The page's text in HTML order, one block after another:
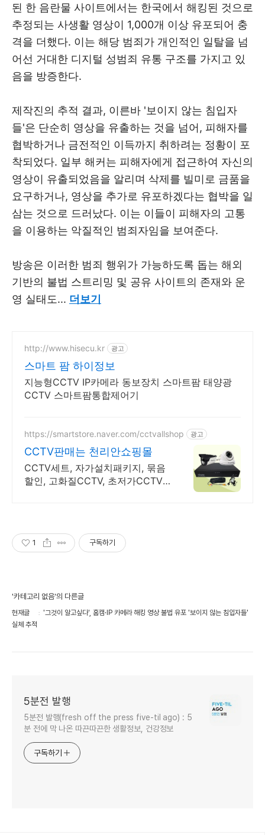
된 한 음란물 사이트에서는 한국에서 해킹된 것으로
추정되는 사생활 영상이 1,000개 이상 유포되어 충
격을 더했다. 이는 해당 범죄가 개인적인 일탈을 넘
어선 거대한 디지털 성범죄 유통 구조를 가지고 있
음을 방증한다.
제작진의 추적 결과, 이른바 '보이지 않는 침입자
들'은 단순히 영상을 유출하는 것을 넘어, 피해자를
협박하거나 금전적인 이득까지 취하려는 정황이 포
착되었다. 일부 해커는 피해자에게 접근하여 자신의
영상이 유출되었음을 알리며 삭제를 빌미로 금품을
요구하거나, 영상을 추가로 유포하겠다는 협박을 일
삼는 것으로 드러났다. 이는 이들이 피해자의 고통
을 이용하는 악질적인 범죄자임을 보여준다.
방송은 이러한 범죄 행위가 가능하도록 돕는 해외
기반의 불법 스트리밍 및 공유 사이트의 존재와 운
영 실태도... 더보기
http://www.hisecu.kr 광고
스마트 팜 하이정보
지능형CCTV IP카메라 동보장치 스마트팜 태양광
CCTV 스마트팜통합제어기
https://smartstore.naver.com/cctvallshop 광고
CCTV판매는 천리안쇼핑몰
CCTV세트, 자가설치패키지, 묶음
할인, 고화질CCTV, 초저가CCTV,
1 구독하기
'카테고리 없음'의 다른글
현재글
'그것이 알고싶다', 홈캠·IP 카메라 해킹 영상 불법 유포 '보이지 않는 침입자들'
실체 추적
5분전 발행
5분전 발행(fresh off the press five-til ago) : 5
분 전에 막 나온 따끈따끈한 생활정보, 건강정보
구독하기